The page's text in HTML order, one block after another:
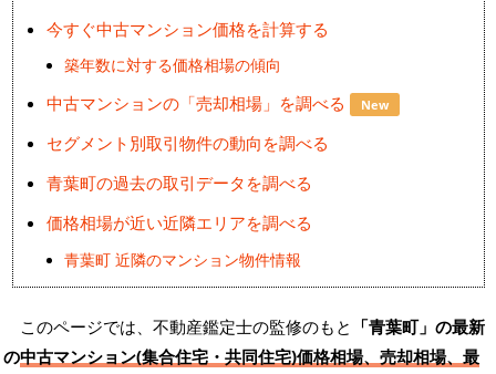
今すぐ中古マンション価格を計算する
築年数に対する価格相場の傾向
中古マンションの「売却相場」を調べる New
セグメント別取引物件の動向を調べる
青葉町の過去の取引データを調べる
価格相場が近い近隣エリアを調べる
青葉町 近隣のマンション物件情報
このページでは、不動産鑑定士の監修のもと 「青葉町」の最新
の中古マンション(集合住宅・共同住宅)価格相場、売却相場、最